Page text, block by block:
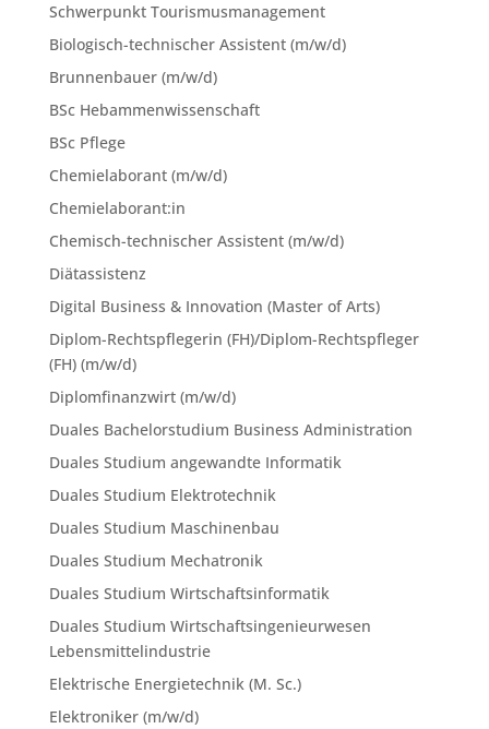
Schwerpunkt Tourismusmanagement
Biologisch-technischer Assistent (m/w/d)
Brunnenbauer (m/w/d)
BSc Hebammenwissenschaft
BSc Pflege
Chemielaborant (m/w/d)
Chemielaborant:in
Chemisch-technischer Assistent (m/w/d)
Diätassistenz
Digital Business & Innovation (Master of Arts)
Diplom-Rechtspflegerin (FH)/Diplom-Rechtspfleger
(FH) (m/w/d)
Diplomfinanzwirt (m/w/d)
Duales Bachelorstudium Business Administration
Duales Studium angewandte Informatik
Duales Studium Elektrotechnik
Duales Studium Maschinenbau
Duales Studium Mechatronik
Duales Studium Wirtschaftsinformatik
Duales Studium Wirtschaftsingenieurwesen
Lebensmittelindustrie
Elektrische Energietechnik (M. Sc.)
Elektroniker (m/w/d)